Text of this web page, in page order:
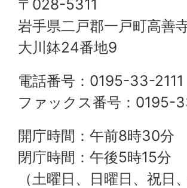
〒028-5311
岩手県二戸郡一戸町高善
大川鉢24番地9
電話番号：0195-33-2111
ファックス番号：0195-
開庁時間：午前8時30分
閉庁時間：午後5時15分
（土曜日、日曜日、祝